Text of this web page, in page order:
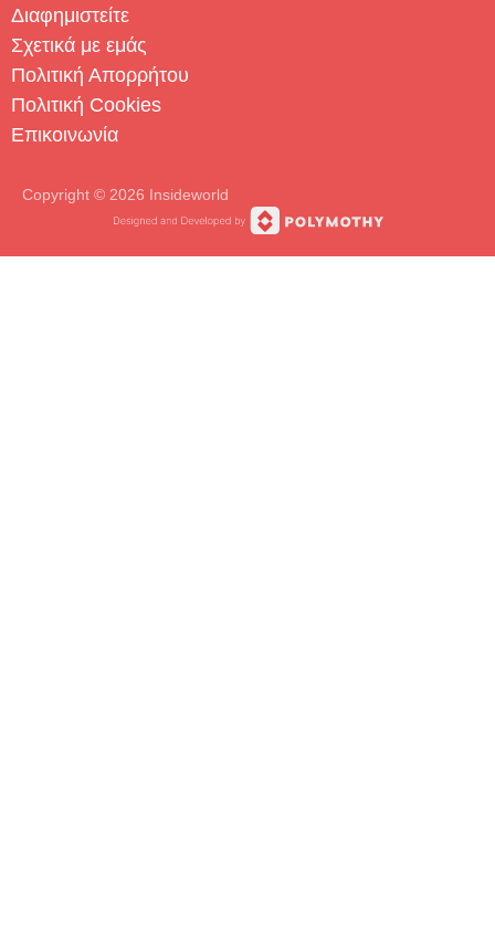
Διαφημιστείτε
Σχετικά με εμάς
Πολιτική Απορρήτου
Πολιτική Cookies
Επικοινωνία
Copyright © 2026 Insideworld